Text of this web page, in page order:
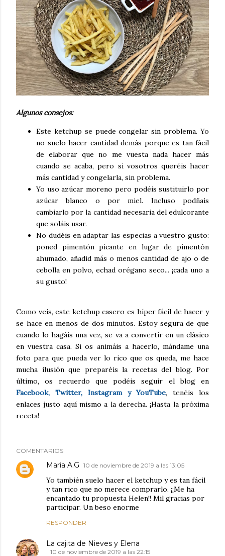
Algunos consejos:
Este ketchup se puede congelar sin problema. Yo
no suelo hacer cantidad demás porque es tan fácil
de elaborar que no me vuesta nada hacer más
cuando se acaba, pero si vosotros queréis hacer
más cantidad y congelarla, sin problema.
Yo uso azúcar moreno pero podéis sustituirlo por
azúcar blanco o por miel. Incluso podñais
cambiarlo por la cantidad necesaria del edulcorante
que soláis usar.
No dudéis en adaptar las especias a vuestro gusto:
poned pimentón picante en lugar de pimentón
ahumado, añadid más o menos cantidad de ajo o de
cebolla en polvo, echad orégano seco... ¡cada uno a
su gusto!
Como veis, este ketchup casero es híper fácil de hacer y
se hace en menos de dos minutos. Estoy segura de que
cuando lo hagáis una vez, se va a convertir en un clásico
en vuestra casa. Si os animáis a hacerlo, mándame una
foto para que pueda ver lo rico que os queda, me hace
mucha ilusión que preparéis la recetas del blog. Por
último, os recuerdo que podéis seguir el blog en
Facebook, Twitter, Instagram y YouTube, tenéis los
enlaces justo aquí mismo a la derecha. ¡Hasta la próxima
receta!
COMENTARIOS
Maria A.G 10 de noviembre de 2019 a las 13:05
Yo también suelo hacer el ketchup y es tan fácil
y tan rico que no merece comprarlo. ¡¡Me ha
encantado tu propuesta Helen!! Mil gracias por
participar. Un beso enorme
RESPONDER
La cajita de Nieves y Elena
10 de noviembre de 2019 a las 22:15